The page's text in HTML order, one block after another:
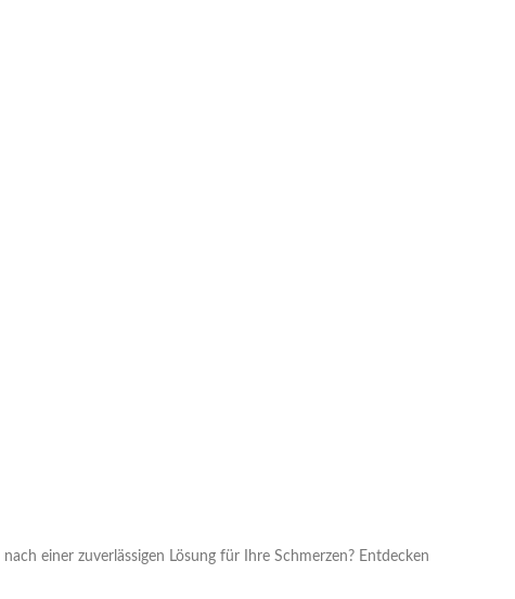
einer zuverlässigen Lösung für Ihre Schmerzen? Entdecken